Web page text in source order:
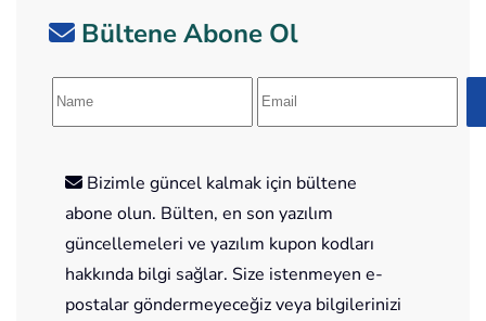
Bültene Abone Ol
Bizimle güncel kalmak için bültene
abone olun. Bülten, en son yazılım
güncellemeleri ve yazılım kupon kodları
hakkında bilgi sağlar. Size istenmeyen e-
postalar göndermeyeceğiz veya bilgilerinizi